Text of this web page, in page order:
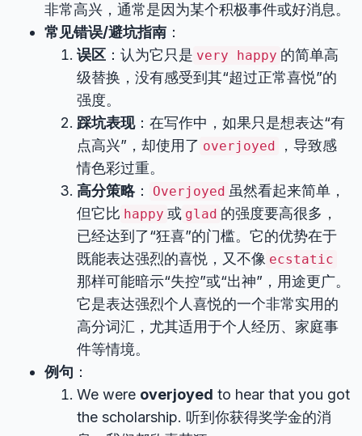
非常高兴，通常是因为某个积极事件或好消息。
常见错误/避坑指南 ：
误区 ：认为它只是 very happy 的简单高
级替换，没有感受到其“超过正常喜悦”的
强度。
踩坑表现：在写作中，如果只是想表达“有
点高兴”，却使用了 overjoyed
，导致感
情色彩过重。
高分策略 ： Overjoyed 虽然看起来简单，
但它比 happy 或 glad 的强度要高很多，
已经达到了“狂喜”的门槛。它的优势在于
既能表达强烈的喜悦，又不像 ecstatic
那样可能暗示“失控”或“出神”，用途更广。
它是表达强烈个人喜悦的一个非常实用的
高分词汇，尤其适用于个人经历、家庭事
件等情境。
例句 ：
We were overjoyed to hear that you got
the scholarship. 听到你获得奖学金的消